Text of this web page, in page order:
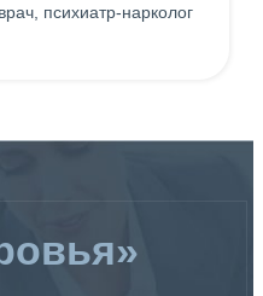
психиатр-нарколог